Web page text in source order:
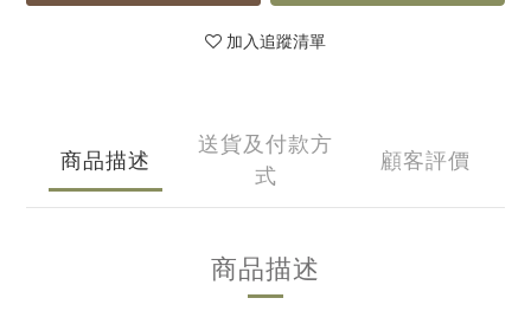
加入追蹤清單
商品描述
送貨及付款方
式
顧客評價
商品描述